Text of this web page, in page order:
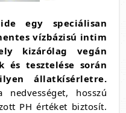
egy speciálisan
vízbázisú intim
kizárólag vegán
és tesztelése során
állatkísérletre.
hosszú
PH értéket biztosít.